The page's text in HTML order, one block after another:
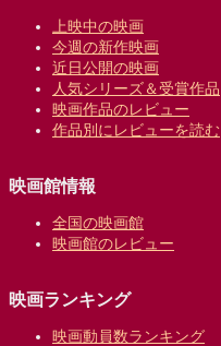
上映中の映画
今週の新作映画
近日公開の映画
人気シリーズ＆受賞作品
映画作品のレビュー
作品別にレビューを読む
映画館情報
全国の映画館
映画館のレビュー
映画ランキング
映画動員数ランキング